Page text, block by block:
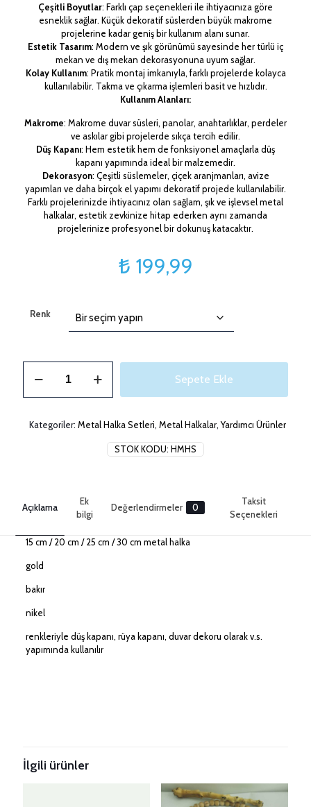
Çeşitli Boyutlar: Farklı çap seçenekleri ile ihtiyacınıza göre
esneklik sağlar. Küçük dekoratif süslerden büyük makrome
projelerine kadar geniş bir kullanım alanı sunar.
Estetik Tasarım: Modern ve şık görünümü sayesinde her türlü iç
mekan ve dış mekan dekorasyonuna uyum sağlar.
Kolay Kullanım: Pratik montaj imkanıyla, farklı projelerde kolayca
kullanılabilir. Takma ve çıkarma işlemleri basit ve hızlıdır.
Kullanım Alanları:
Makrome: Makrome duvar süsleri, panolar, anahtarlıklar, perdeler
ve askılar gibi projelerde sıkça tercih edilir.
Düş Kapanı: Hem estetik hem de fonksiyonel amaçlarla düş
kapanı yapımında ideal bir malzemedir.
Dekorasyon: Çeşitli süslemeler, çiçek aranjmanları, avize
yapımları ve daha birçok el yapımı dekoratif projede kullanılabilir.
Farklı projelerinizde ihtiyacınız olan sağlam, şık ve işlevsel metal
halkalar, estetik zevkinize hitap ederken aynı zamanda
projelerinize profesyonel bir dokunuş katacaktır.
₺ 199,99
Renk
Halka
Sepete Ekle
STOK KODU: HMHS
Kategoriler: Metal Halka Setleri, Metal Halkalar,Yardımcı Ürünler
Açıklama
Ek
bilgi
Değerlendirmeler 0
Taksit
Seçenekleri
15 cm / 20 cm / 25 cm / 30 cm metal halka
gold
bakır
nikel
renkleriyle düş kapanı, rüya kapanı, duvar dekoru olarak v.s.
yapımında kullanılır
siz olun
E-posta adresiniz yayınlanmayacak.Gerekli alanlar*ile
İlgili ürünler